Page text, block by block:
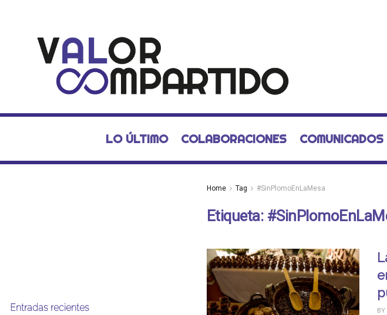
LO ÚLTIMO COLABORACIONES COMUNICADOS
Home Tag #SinPlomoEnLaMesa
Etiqueta:
BY
Entradas recientes